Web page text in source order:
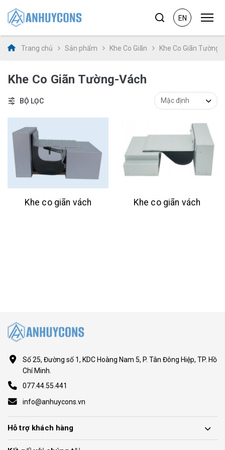
EN
Trang chủ Sản phẩm Khe Co Giãn Khe Co Giãn Tường-
Khe Co Giãn Tường-Vách
BỘ LỌC
Khe co giãn vách Khe co giãn vách
Số 25, Đường số 1, KDC Hoàng Nam 5, P. Tân Đông Hiệp, TP. Hồ
Chí Minh.
077.44.55.441
info@anhuycons.vn
Hỗ trợ khách hàng